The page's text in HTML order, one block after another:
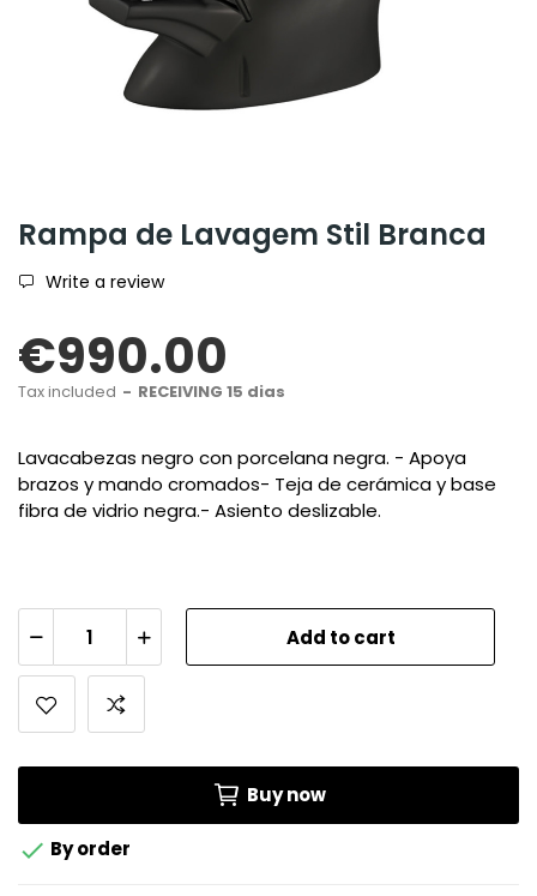
Rampa de Lavagem Stil Branca
Write a review
€990.00
Tax included RECEIVING 15 dias
Lavacabezas negro con porcelana negra. - Apoya
brazos y mando cromados- Teja de cerámica y base
fibra de vidrio negra.- Asiento deslizable.
Add to cart
Buy now
 By order